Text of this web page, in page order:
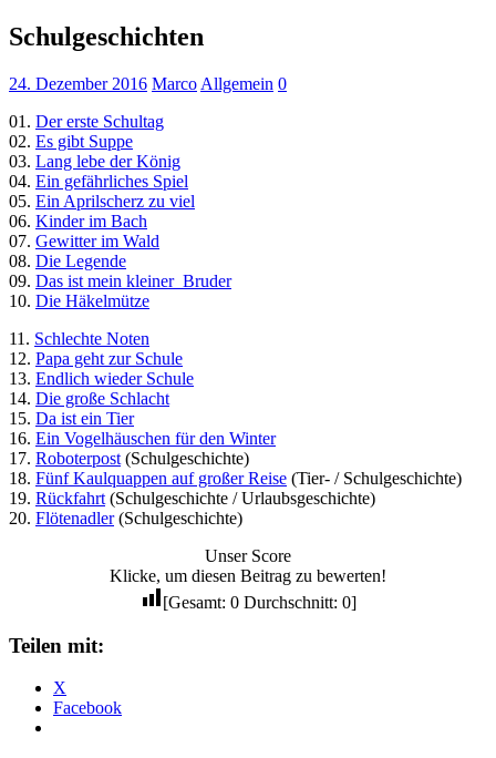
Schulgeschichten
24. Dezember 2016 Marco Allgemein 0
01. Der erste Schultag
02. Es gibt Suppe
03. Lang lebe der König
04. Ein gefährliches Spiel
05. Ein Aprilscherz zu viel
06. Kinder im Bach
07. Gewitter im Wald
08. Die Legende
09. Das ist mein kleiner Bruder
10. Die Häkelmütze
11. Schlechte Noten
12. Papa geht zur Schule
13. Endlich wieder Schule
14. Die große Schlacht
15. Da ist ein Tier
16. Ein Vogelhäuschen für den Winter
17. Roboterpost (Schulgeschichte)
18. Fünf Kaulquappen auf großer Reise (Tier- / Schulgeschichte)
19. Rückfahrt (Schulgeschichte / Urlaubsgeschichte)
20. Flötenadler(Schulgeschichte)
Unser Score
Klicke, um diesen Beitrag zu bewerten!
[Gesamt: 0Durchschnitt: 0]
Teilen mit:
X
Facebook